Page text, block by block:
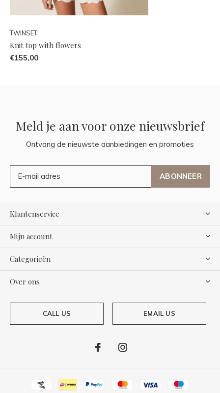
TWINSET
Knit top with flowers
€155,00
Meld je aan voor onze nieuwsbrief
Ontvang de nieuwste aanbiedingen en promoties
ABONNEER
Klantenservice
Mijn account
Categorieën
Over ons
CALL US EMAIL US